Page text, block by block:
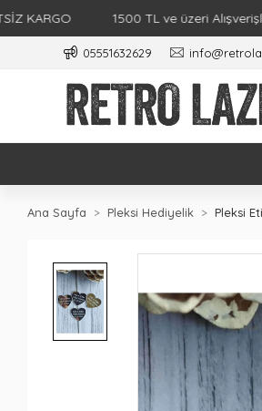
1500 TL ve üzeri
05551632629
Ana Sayfa Pleksi Hediyelik Pleksi